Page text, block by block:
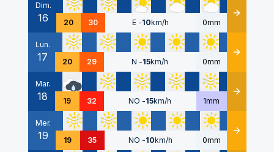
Dim.
16 20 30 E -10km/h 0mm Détails
Lun.
17 20 29 N -15km/h 0mm Détails
Mar.
18 19 32 NO -15km/h 1mm Détails
Mer.
19 19 35 NO -10km/h 0mm Détails